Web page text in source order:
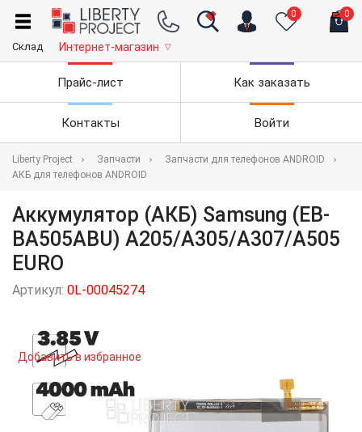
0 0
Склад Интернет-магазин ▽
Прайс-лист Как заказать
Контакты Войти
Liberty Project Запчасти
Запчасти для телефонов ANDROID
АКБ для телефонов ANDROID
Аккумулятор (АКБ) Samsung (EB-
BA505ABU) A205/A305/A307/A505
EURO
Артикул: 0L-00045274
Добавить в избранное